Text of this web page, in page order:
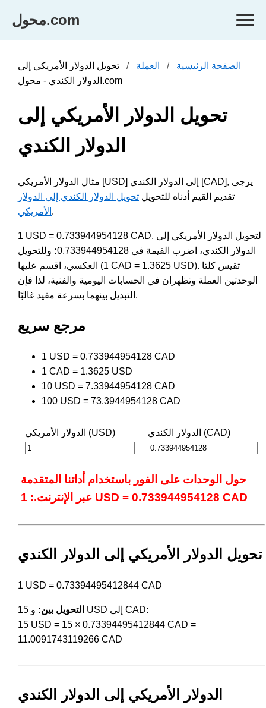
محول.com
الصفحة الرئيسية العملة
تحويل الدولار الأمريكي إلى
الدولار الكندي - محول.com
تحويل الدولار الأمريكي إلى
الدولار الكندي
مثال الدولار الأمريكي [USD] إلى الدولار الكندي [CAD], يرجى
تقديم القيم أدناه للتحويل تحويل الدولار الكندي إلى الدولار
الأمريكي .
1 USD = 0.733944954128 CAD. لتحويل الدولار الأمريكي إلى
الدولار الكندي، اضرب القيمة في 0.733944954128؛ وللتحويل
العكسي، اقسم عليها (1 CAD = 1.3625 USD). تقيس كلتا
الوحدتين العملة وتظهران في الحسابات اليومية والفنية، لذا فإن
التبديل بينهما بسرعة مفيد غالبًا.
مرجع سريع
1 USD = 0.733944954128 CAD
1 CAD = 1.3625 USD
10 USD = 7.33944954128 CAD
100 USD = 73.3944954128 CAD
الدولار الأمريكي (USD) الدولار الكندي (CAD)
حول الوحدات على الفور باستخدام أداتنا المتقدمة
عبر الإنترنت.: 1 USD = 0.733944954128 CAD
تحويل الدولار الأمريكي إلى الدولار الكندي
1 USD = 0.73394495412844 CAD
التحويل بين:
و 15 USD إلى CAD:
15 USD = 15 × 0.73394495412844 CAD =
11.0091743119266 CAD
الدولار الأمريكي إلى الدولار الكندي